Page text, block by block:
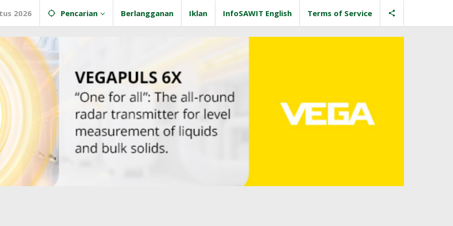
2026 Pencarian Berlangganan Iklan InfoSAWIT English Terms of Service